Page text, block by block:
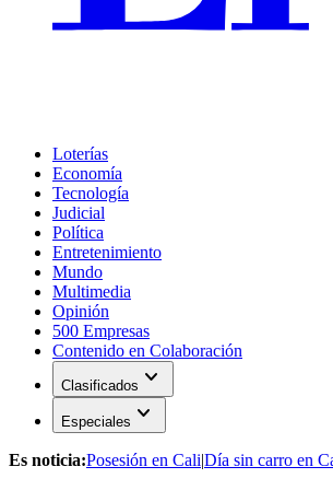
Loterías
Economía
Tecnología
Judicial
Política
Entretenimiento
Mundo
Multimedia
Opinión
500 Empresas
Contenido en Colaboración
Clasificados expand_more
Especiales expand_more
Es noticia:Posesión en Cali|Día sin carro en